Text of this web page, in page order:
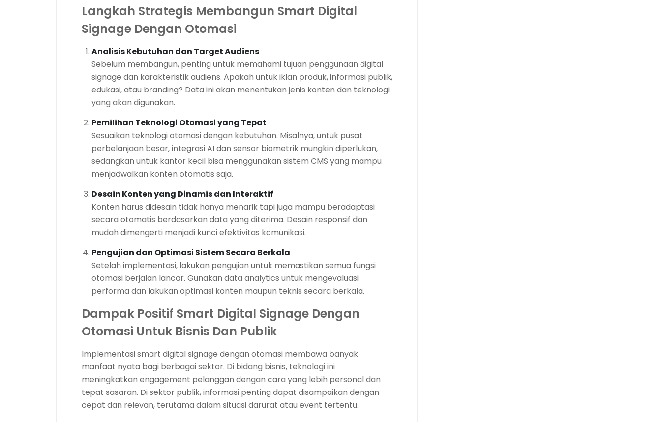
Langkah Strategis Membangun Smart Digital
Signage Dengan Otomasi
Analisis Kebutuhan dan Target Audiens
Sebelum membangun, penting untuk memahami tujuan penggunaan digital
signage dan karakteristik audiens. Apakah untuk iklan produk, informasi publik,
edukasi, atau branding? Data ini akan menentukan jenis konten dan teknologi
yang akan digunakan.
Pemilihan Teknologi Otomasi yang Tepat
Sesuaikan teknologi otomasi dengan kebutuhan. Misalnya, untuk pusat
perbelanjaan besar, integrasi AI dan sensor biometrik mungkin diperlukan,
sedangkan untuk kantor kecil bisa menggunakan sistem CMS yang mampu
menjadwalkan konten otomatis saja.
Desain Konten yang Dinamis dan Interaktif
Konten harus didesain tidak hanya menarik tapi juga mampu beradaptasi
secara otomatis berdasarkan data yang diterima. Desain responsif dan
mudah dimengerti menjadi kunci efektivitas komunikasi.
Pengujian dan Optimasi Sistem Secara Berkala
Setelah implementasi, lakukan pengujian untuk memastikan semua fungsi
otomasi berjalan lancar. Gunakan data analytics untuk mengevaluasi
performa dan lakukan optimasi konten maupun teknis secara berkala.
Dampak Positif Smart Digital Signage Dengan
Otomasi Untuk Bisnis Dan Publik
Implementasi smart digital signage dengan otomasi membawa banyak
manfaat nyata bagi berbagai sektor. Di bidang bisnis, teknologi ini
meningkatkan engagement pelanggan dengan cara yang lebih personal dan
tepat sasaran. Di sektor publik, informasi penting dapat disampaikan dengan
cepat dan relevan, terutama dalam situasi darurat atau event tertentu.